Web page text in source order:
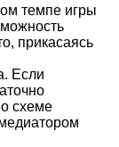
темпе игры
прикасаясь
Если
схеме